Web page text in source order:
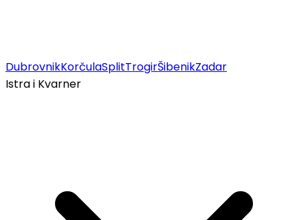
DubrovnikKorčulaSplitTrogirŠibenikZadar
Istra i Kvarner